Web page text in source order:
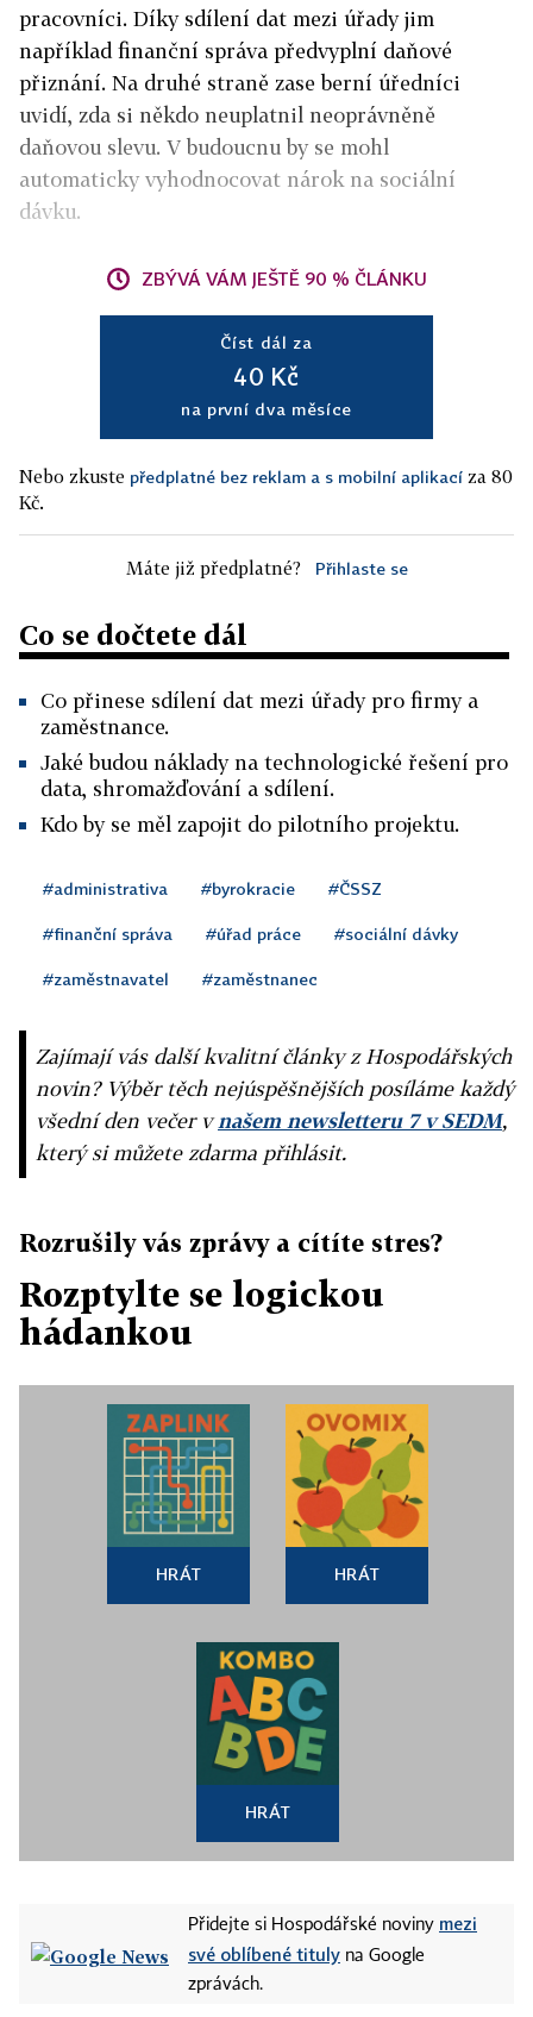
pracovníci. Díky sdílení dat mezi úřady jim
například finanční správa předvyplní daňové
přiznání. Na druhé straně zase berní úředníci
uvidí, zda si někdo neuplatnil neoprávněně
daňovou slevu. V budoucnu by se mohl
automaticky vyhodnocovat nárok na sociální
dávku.
ZBÝVÁ VÁM JEŠTĚ 90 % ČLÁNKU
Číst dál za
40 Kč
na první dva měsíce
Nebo zkuste předplatné bez reklam a s mobilní aplikací za 80
Kč.
Máte již předplatné? Přihlaste se
Co se dočtete dál
Co přinese sdílení dat mezi úřady pro firmy a
zaměstnance.
Jaké budou náklady na technologické řešení pro
data, shromažďování a sdílení.
Kdo by se měl zapojit do pilotního projektu.
#administrativa #byrokracie #ČSSZ
#finanční správa #úřad práce #sociální dávky
#zaměstnavatel #zaměstnanec
Zajímají vás další kvalitní články z Hospodářských
novin? Výběr těch nejúspěšnějších posíláme každý
všední den večer vnašem newsletteru 7 v SEDM,
který si můžete zdarma přihlásit.
Rozrušily vás zprávy a cítíte stres?
Rozptylte se logickou
hádankou
HRÁT HRÁT
HRÁT
Přidejte si Hospodářské noviny mezi
své oblíbené tituly na Google
zprávách.